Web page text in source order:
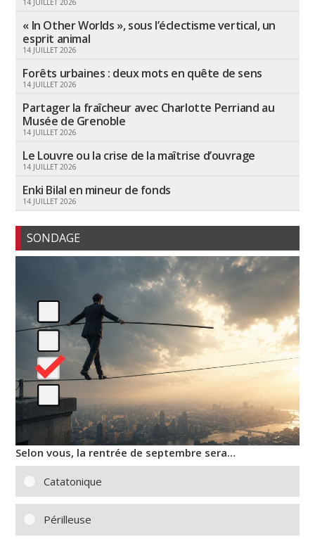
14 JUILLET 2026
« In Other Worlds », sous l’éclectisme vertical, un
esprit animal
14 JUILLET 2026
Forêts urbaines : deux mots en quête de sens
14 JUILLET 2026
Partager la fraîcheur avec Charlotte Perriand au
Musée de Grenoble
14 JUILLET 2026
Le Louvre ou la crise de la maîtrise d’ouvrage
14 JUILLET 2026
Enki Bilal en mineur de fonds
14 JUILLET 2026
SONDAGE
Selon vous, la rentrée de septembre sera…
Catatonique
Périlleuse